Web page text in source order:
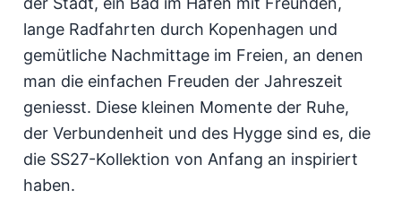
lange Radfahrten durch Kopenhagen und
gemütliche Nachmittage im Freien, an denen
man die einfachen Freuden der Jahreszeit
geniesst. Diese kleinen Momente der Ruhe,
der Verbundenheit und des Hygge sind es, die
die SS27-Kollektion von Anfang an inspiriert
haben.